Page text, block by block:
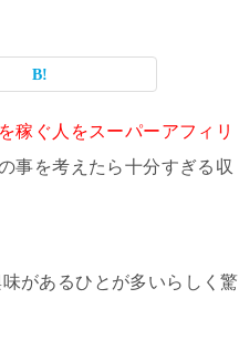
稼ぐ人をスーパーアフィリ
事を考えたら十分すぎる収
があるひとが多いらしく驚